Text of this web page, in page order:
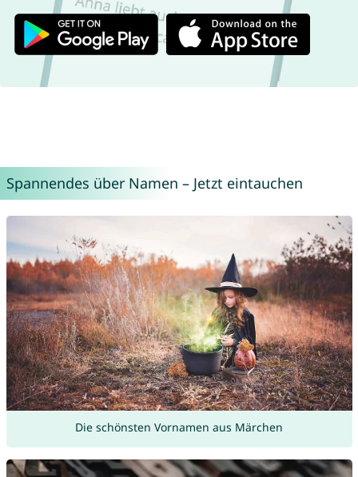
Spannendes über Namen – Jetzt eintauchen
Die schönsten Vornamen aus Märchen